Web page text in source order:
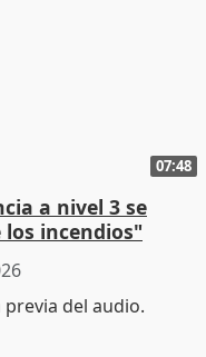
07:48
a nivel 3 se
incendios"